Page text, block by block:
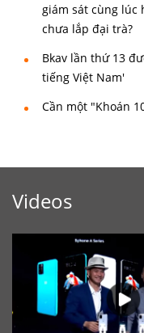
giám sát cùng lúc
chưa lắp đại trà?
Bkav lần thứ 13
tiếng Việt Nam'
Cần một "Khoán
Videos